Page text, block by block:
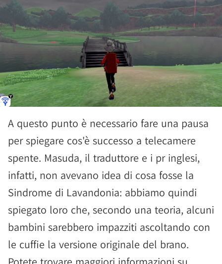
A questo punto è necessario fare una pausa
per spiegare cos'è successo a telecamere
spente. Masuda, il traduttore e i pr inglesi,
infatti, non avevano idea di cosa fosse la
Sindrome di Lavandonia: abbiamo quindi
spiegato loro che, secondo una teoria, alcuni
bambini sarebbero impazziti ascoltando con
le cuffie la versione originale del brano.